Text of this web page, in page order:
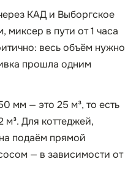
КАД и Выборгское
в пути от 1 часа
весь объём нужно
прошла одним
мм — это 25 м³, то есть
Для коттеджей,
подаём прямой
— в зависимости от